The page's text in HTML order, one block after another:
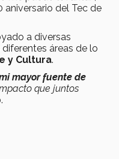
aniversario del Tec de
a diversas
áreas de lo
y Cultura.
mayor fuente de
que juntos